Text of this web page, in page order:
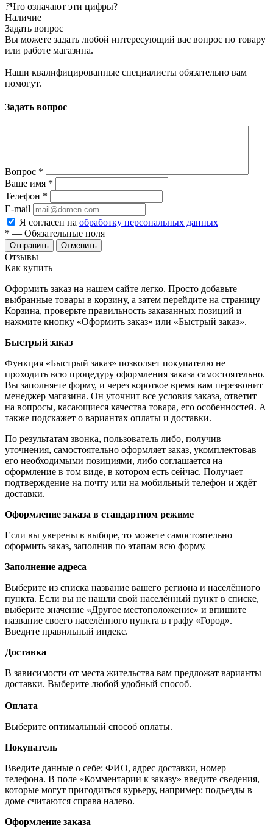
?Что означают эти цифры?
Наличие
Задать вопрос
Вы можете задать любой интересующий вас вопрос по товару
или работе магазина.
Наши квалифицированные специалисты обязательно вам
помогут.
Задать вопрос
Вопрос *
Ваше имя *
Телефон *
E-mail
Я согласен на обработку персональных данных
* — Обязательные поля
Отменить
Отзывы
Как купить
Оформить заказ на нашем сайте легко. Просто добавьте
выбранные товары в корзину, а затем перейдите на страницу
Корзина, проверьте правильность заказанных позиций и
нажмите кнопку «Оформить заказ» или «Быстрый заказ».
Быстрый заказ
Функция «Быстрый заказ» позволяет покупателю не
проходить всю процедуру оформления заказа самостоятельно.
Вы заполняете форму, и через короткое время вам перезвонит
менеджер магазина. Он уточнит все условия заказа, ответит
на вопросы, касающиеся качества товара, его особенностей. А
также подскажет о вариантах оплаты и доставки.
По результатам звонка, пользователь либо, получив
уточнения, самостоятельно оформляет заказ, укомплектовав
его необходимыми позициями, либо соглашается на
оформление в том виде, в котором есть сейчас. Получает
подтверждение на почту или на мобильный телефон и ждёт
доставки.
Оформление заказа в стандартном режиме
Если вы уверены в выборе, то можете самостоятельно
оформить заказ, заполнив по этапам всю форму.
Заполнение адреса
Выберите из списка название вашего региона и населённого
пункта. Если вы не нашли свой населённый пункт в списке,
выберите значение «Другое местоположение» и впишите
название своего населённого пункта в графу «Город».
Введите правильный индекс.
Доставка
В зависимости от места жительства вам предложат варианты
доставки. Выберите любой удобный способ.
Оплата
Выберите оптимальный способ оплаты.
Покупатель
Введите данные о себе: ФИО, адрес доставки, номер
телефона. В поле «Комментарии к заказу» введите сведения,
которые могут пригодиться курьеру, например: подъезды в
доме считаются справа налево.
Оформление заказа